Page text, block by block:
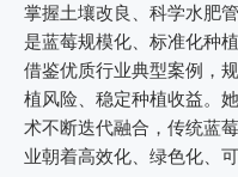
掌握土壤改良、科学水肥
是蓝莓规模化、标准化种
借鉴优质行业典型案例，
植风险、稳定种植收益。
术不断迭代融合，传统蓝
业朝着高效化、绿色化、